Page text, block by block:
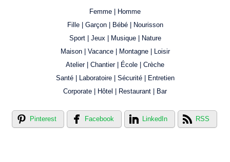
Femme | Homme
Fille | Garçon | Bébé | Nourisson
Sport | Jeux | Musique | Nature
Maison | Vacance | Montagne | Loisir
Atelier | Chantier | École | Crèche
Santé | Laboratoire | Sécurité | Entretien
Corporate | Hôtel | Restaurant | Bar
Pinterest Facebook LinkedIn RSS